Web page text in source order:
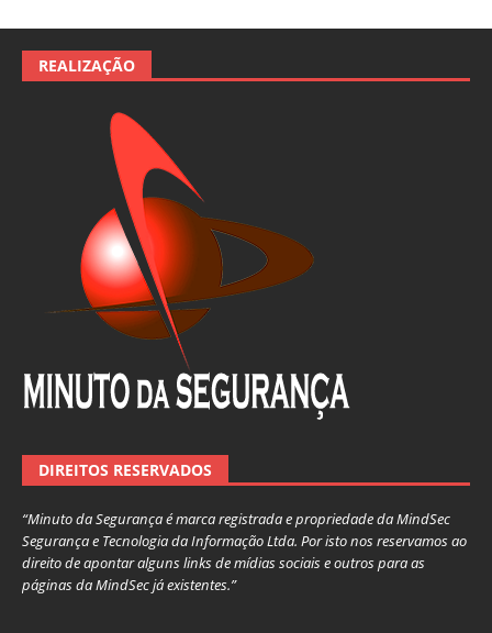
REALIZAÇÃO
DIREITOS RESERVADOS
“Minuto da Segurança é marca registrada e propriedade da MindSec
Segurança e Tecnologia da Informação Ltda. Por isto nos reservamos ao
direito de apontar alguns links de mídias sociais e outros para as
páginas da MindSec já existentes.”